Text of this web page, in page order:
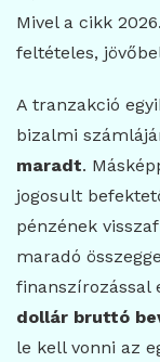
Mivel a cikk
feltételes,
A tranzakció
bizalmi
maradt.
jogosult
pénzének
maradó
finanszírozással
dollár bruttó
le kell vonni az